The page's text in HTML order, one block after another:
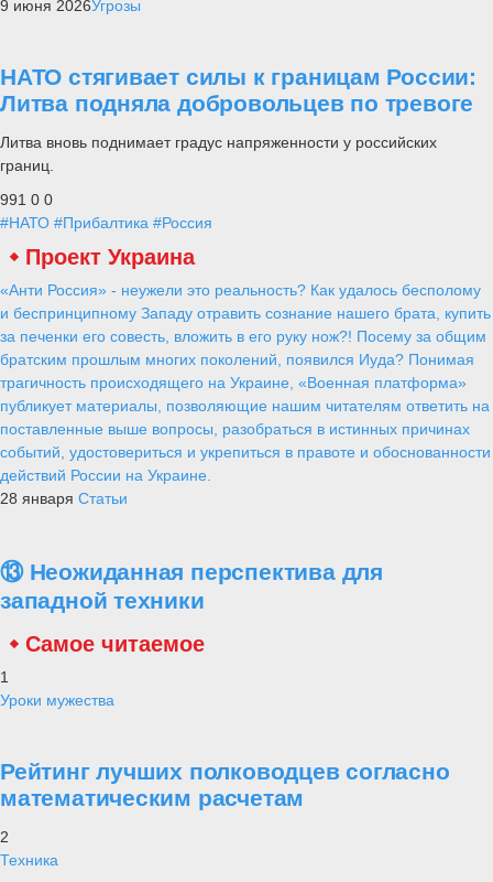
9 июня 2026Угрозы
НАТО стягивает силы к границам России:
Литва подняла добровольцев по тревоге
Литва вновь поднимает градус напряженности у российских
границ.
991 0 0
#НАТО #Прибалтика #Россия
Проект Украина
«Анти Россия» - неужели это реальность? Как удалось бесполому
и беспринципному Западу отравить сознание нашего брата, купить
за печенки его совесть, вложить в его руку нож?! Посему за общим
братским прошлым многих поколений, появился Иуда? Понимая
трагичность происходящего на Украине, «Военная платформа»
публикует материалы, позволяющие нашим читателям ответить на
поставленные выше вопросы, разобраться в истинных причинах
событий, удостовериться и укрепиться в правоте и обоснованности
действий России на Украине.
28 января Статьи
⑬ Неожиданная перспектива для
западной техники
Самое читаемое
1
Уроки мужества
Рейтинг лучших полководцев согласно
математическим расчетам
2
Техника